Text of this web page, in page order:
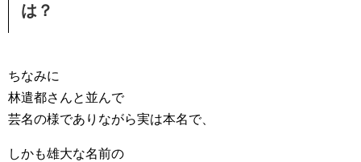
は？
ちなみに
林遣都さんと並んで
芸名の様でありながら実は本名で、
しかも雄大な名前の